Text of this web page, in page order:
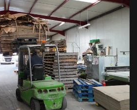
VOIR EN GRAND